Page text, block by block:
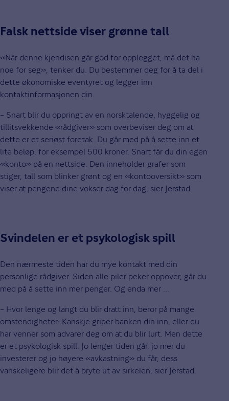
Falsk nettside viser grønne tall
«Når denne kjendisen går god for opplegget, må det ha
noe for seg», tenker du. Du bestemmer deg for å ta del i
dette økonomiske eventyret og legger inn
kontaktinformasjonen din.
– Snart blir du oppringt av en norsktalende, hyggelig og
tillitsvekkende «rådgiver» som overbeviser deg om at
dette er et seriøst foretak. Du går med på å sette inn et
lite beløp, for eksempel 500 kroner. Snart får du din egen
«konto» på en nettside. Den inneholder grafer som
stiger, tall som blinker grønt og en «kontooversikt» som
viser at pengene dine vokser dag for dag, sier Jerstad.
Svindelen er et psykologisk spill
Den nærmeste tiden har du mye kontakt med din
personlige rådgiver. Siden alle piler peker oppover, går du
med på å sette inn mer penger. Og enda mer ...
– Hvor lenge og langt du blir dratt inn, beror på mange
omstendigheter: Kanskje griper banken din inn, eller du
har venner som advarer deg om at du blir lurt. Men dette
er et psykologisk spill. Jo lenger tiden går, jo mer du
investerer og jo høyere «avkastning» du får, dess
vanskeligere blir det å bryte ut av sirkelen, sier Jerstad.